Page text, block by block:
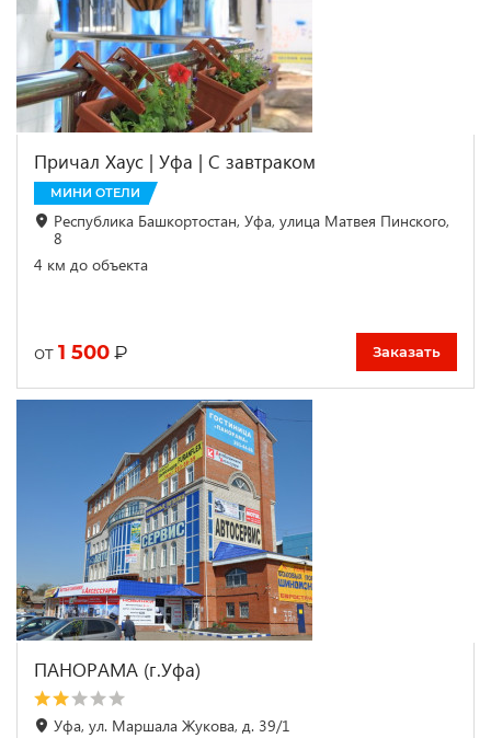
Причал Хаус | Уфа | С завтраком
МИНИ ОТЕЛИ
Республика Башкортостан, Уфа, улица Матвея Пинского,
8
4 км до объекта
от 1 500 ₽ Заказать
ПАНОРАМА (г.Уфа)
Уфа, ул. Маршала Жукова, д. 39/1